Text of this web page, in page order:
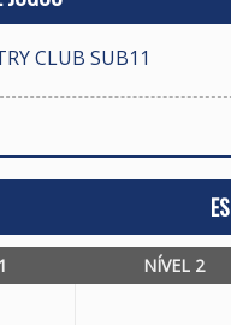
CLUB SUB11
NÍVEL 2